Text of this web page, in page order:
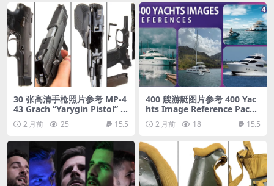
30 张高清手枪照片参考 MP-4
43 Grach “Yarygin Pistol” |
Reference Pack
2 月前 25 15.5
400 艘游艇图片参考 400 Yac
hts Image Reference Pack
– Vol 1
2 月前 18 15.5